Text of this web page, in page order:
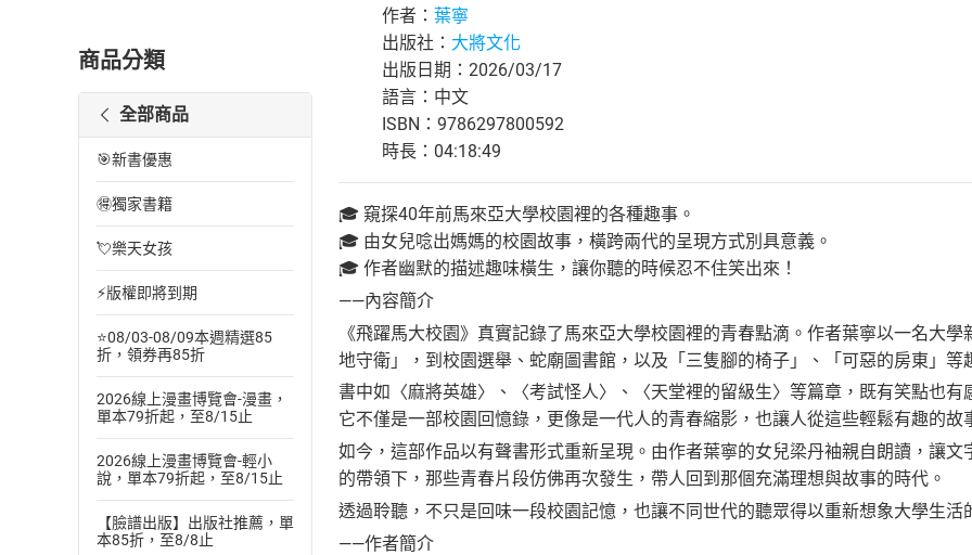
商品分類
全部商品
🎯新書優惠
🉐獨家書籍
💘樂天女孩
⚡版權即將到期
⭐08/03-08/09本週精選85
折，領券再85折
2026線上漫畫博覽會-漫畫，
單本79折起，至8/15止
2026線上漫畫博覽會-輕小
說，單本79折起，至8/15止
【臉譜出版】出版社推薦，單
本85折，至8/8止
作者： 葉寧
出版社： 大將文化
出版日期：2026/03/17
語言：中文
ISBN：9786297800592
時長：04:18:49
🎓 窺探40年前馬來亞大學校園裡的各種趣事。
🎓 由女兒唸出媽媽的校園故事，橫跨兩代的呈現方式別具意義。
🎓 作者幽默的描述趣味橫生，讓你聽的時候忍不住笑出來！
——內容簡介
《飛躍馬大校園》真實記錄了馬來亞大學校園裡的青春點滴。作者葉寧以一名大
地守衛」，到校園選舉、蛇廟圖書館，以及「三隻腳的椅子」、「可惡的房東」
書中如〈麻將英雄〉、〈考試怪人〉、〈天堂裡的留級生〉等篇章，既有笑點也
它不僅是一部校園回憶錄，更像是一代人的青春縮影，也讓人從這些輕鬆有趣的
如今，這部作品以有聲書形式重新呈現。由作者葉寧的女兒梁丹袖親自朗讀，讓
的帶領下，那些青春片段仿佛再次發生，帶人回到那個充滿理想與故事的時代。
透過聆聽，不只是回味一段校園記憶，也讓不同世代的聽眾得以重新想象大學生
——作者簡介